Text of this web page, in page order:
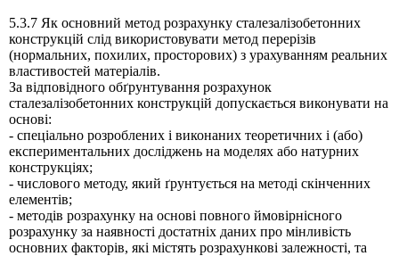
5.3.7 Як основний метод розрахунку сталезалізобетонних
конструкцій слід використовувати метод перерізів
(нормальних, похилих, просторових) з урахуванням реальних
властивостей матеріалів.
За відповідного обґрунтування розрахунок
сталезалізобетонних конструкцій допускається виконувати на
основі:
- спеціально розроблених і виконаних теоретичних і (або)
експериментальних досліджень на моделях або натурних
конструкціях;
- числового методу, який ґрунтується на методі скінченних
елементів;
- методів розрахунку на основі повного ймовірнісного
розрахунку за наявності достатніх даних про мінливість
основних факторів, які містять розрахункові залежності, та